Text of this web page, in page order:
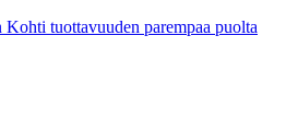
tuottavuuden parempaa puolta